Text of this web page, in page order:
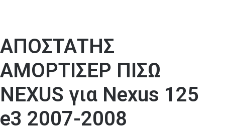
ΑΠΟΣΤΑΤΗΣ
ΑΜΟΡΤΙΣΕΡ ΠΙΣΩ
NEXUS για Nexus 125
e3 2007-2008